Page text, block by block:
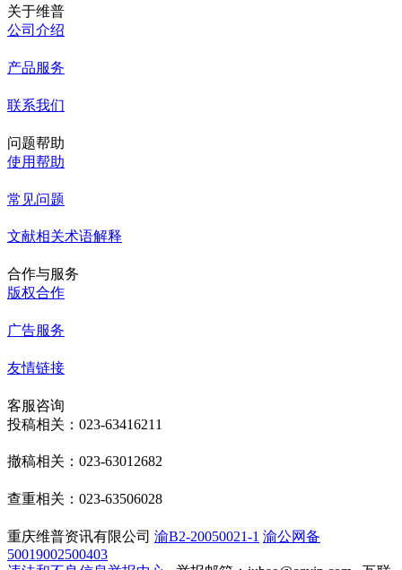
关于维普
公司介绍
产品服务
联系我们
问题帮助
使用帮助
常见问题
文献相关术语解释
合作与服务
版权合作
广告服务
友情链接
客服咨询
投稿相关：023-63416211
撤稿相关：023-63012682
查重相关：023-63506028
重庆维普资讯有限公司 渝B2-20050021-1 渝公网备
50019002500403